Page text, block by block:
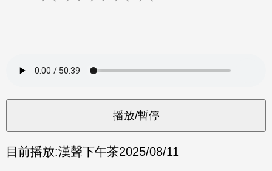
目前播放:漢聲下午茶2025/08/11